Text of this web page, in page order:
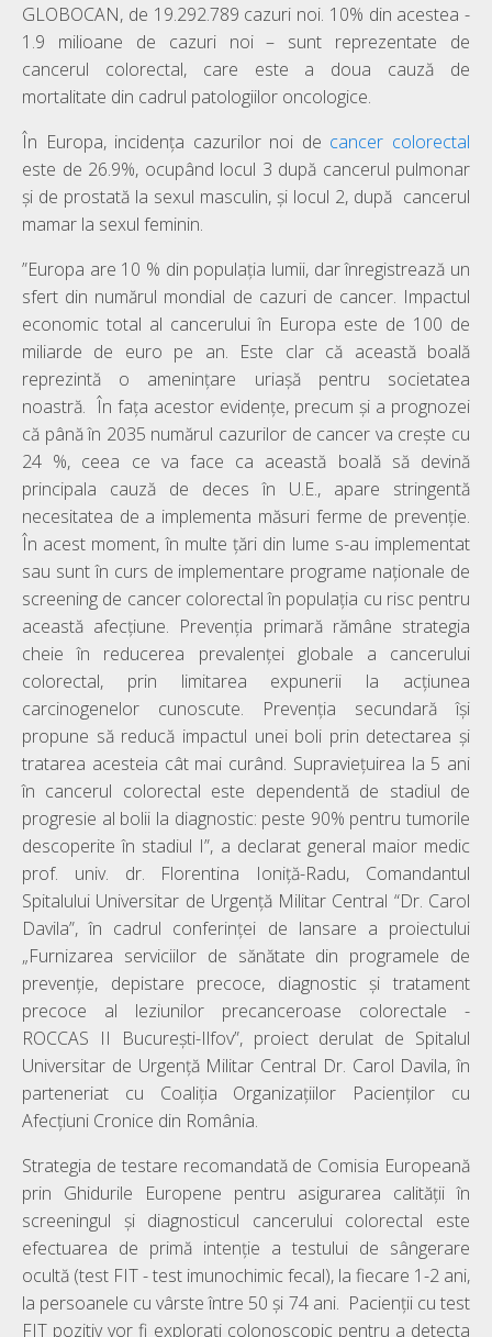
GLOBOCAN, de 19.292.789 cazuri noi. 10% din acestea -
1.9 milioane de cazuri noi – sunt reprezentate de
cancerul colorectal, care este a doua cauză de
mortalitate din cadrul patologiilor oncologice.
În Europa, incidența cazurilor noi de cancer colorectal
este de 26.9%, ocupând locul 3 după cancerul pulmonar
și de prostată la sexul masculin, și locul 2, după cancerul
mamar la sexul feminin.
”Europa are 10 % din populația lumii, dar înregistrează un
sfert din numărul mondial de cazuri de cancer. Impactul
economic total al cancerului în Europa este de 100 de
miliarde de euro pe an. Este clar că această boală
reprezintă o amenințare uriașă pentru societatea
noastră. În fața acestor evidențe, precum și a prognozei
că până în 2035 numărul cazurilor de cancer va crește cu
24 %, ceea ce va face ca această boală să devină
principala cauză de deces în U.E., apare stringentă
necesitatea de a implementa măsuri ferme de prevenție.
În acest moment, în multe ţări din lume s-au implementat
sau sunt în curs de implementare programe naţionale de
screening de cancer colorectal în populaţia cu risc pentru
această afecţiune. Prevenția primară rămâne strategia
cheie în reducerea prevalenței globale a cancerului
colorectal, prin limitarea expunerii la acțiunea
carcinogenelor cunoscute. Prevenția secundară își
propune să reducă impactul unei boli prin detectarea și
tratarea acesteia cât mai curând. Supraviețuirea la 5 ani
în cancerul colorectal este dependentă de stadiul de
progresie al bolii la diagnostic: peste 90% pentru tumorile
descoperite în stadiul I”, a declarat general maior medic
prof. univ. dr. Florentina Ioniță-Radu, Comandantul
Spitalului Universitar de Urgență Militar Central “Dr. Carol
Davila”, în cadrul conferinței de lansare a proiectului
„Furnizarea serviciilor de sănătate din programele de
prevenţie, depistare precoce, diagnostic şi tratament
precoce al leziunilor precanceroase colorectale -
ROCCAS II București-Ilfov”, proiect derulat de Spitalul
Universitar de Urgenţă Militar Central Dr. Carol Davila, în
parteneriat cu Coaliția Organizațiilor Pacienților cu
Afecțiuni Cronice din România.
Strategia de testare recomandată de Comisia Europeană
prin Ghidurile Europene pentru asigurarea calității în
screeningul și diagnosticul cancerului colorectal este
efectuarea de primă intenție a testului de sângerare
ocultă (test FIT - test imunochimic fecal), la fiecare 1-2 ani,
la persoanele cu vârste între 50 și 74 ani. Pacienții cu test
FIT pozitiv vor fi explorați colonoscopic pentru a detecta